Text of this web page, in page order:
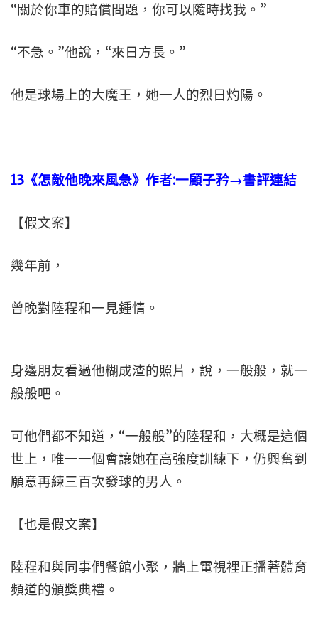
“關於你車的賠償問題，你可以隨時找我。”
“不急。”他說，“來日方長。”
他是球場上的大魔王，她一人的烈日灼陽。
13 《怎敵他晚來風急》作者:一顧子矜→書評連結
【假文案】
幾年前，
曾晚對陸程和一見鍾情。
身邊朋友看過他糊成渣的照片，說，一般般，就一
般般吧。
可他們都不知道，“一般般”的陸程和，大概是這個
世上，唯一一個會讓她在高強度訓練下，仍興奮到
願意再練三百次發球的男人。
【也是假文案】
陸程和與同事們餐館小聚，牆上電視裡正播著體育
頻道的頒獎典禮。